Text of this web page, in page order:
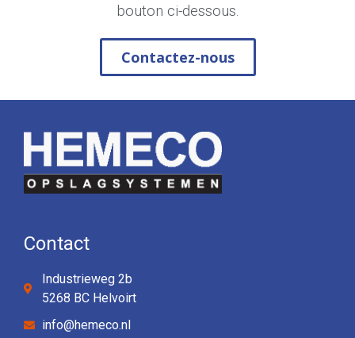
bouton ci-dessous.
Contactez-nous
Contact
Industrieweg 2b
5268 BC Helvoirt
info@hemeco.nl